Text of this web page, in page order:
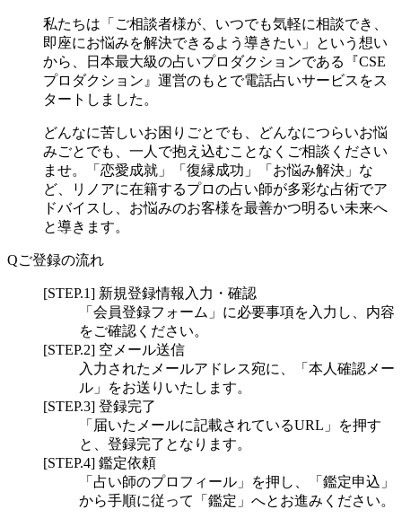
私たちは「ご相談者様が、いつでも気軽に相談でき、
即座にお悩みを解決できるよう導きたい」という想い
から、日本最大級の占いプロダクションである『CSE
プロダクション』運営のもとで電話占いサービスをス
タートしました。
どんなに苦しいお困りごとでも、どんなにつらいお悩
みごとでも、一人で抱え込むことなくご相談ください
ませ。「恋愛成就」「復縁成功」「お悩み解決」な
ど、リノアに在籍するプロの占い師が多彩な占術でア
ドバイスし、お悩みのお客様を最善かつ明るい未来へ
と導きます。
Qご登録の流れ
[STEP.1] 新規登録情報入力・確認
「会員登録フォーム」に必要事項を入力し、内容
をご確認ください。
[STEP.2] 空メール送信
入力されたメールアドレス宛に、「本人確認メー
ル」をお送りいたします。
[STEP.3] 登録完了
「届いたメールに記載されているURL」を押す
と、登録完了となります。
[STEP.4] 鑑定依頼
「占い師のプロフィール」を押し、「鑑定申込」
から手順に従って「鑑定」へとお進みください。